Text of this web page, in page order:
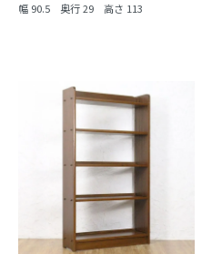
幅 90.5 奥行 29 高さ 113